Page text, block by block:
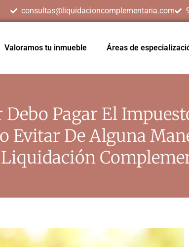
consultas@liquidacioncomplementaria.com
Valoramos tu inmueble Áreas de
Debo Pagar El
Evitar De Alguna
Liquidación